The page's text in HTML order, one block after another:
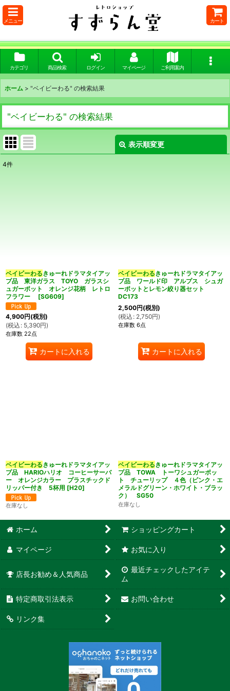
メニュー カート
カテゴリ 商品検索 ログイン マイページ ご利用案内
ホーム > "ベイビーわる" の検索結果
"ベイビーわる" の検索結果
表示順変更
カテゴリ:
特集:
4件
ベイビーわる きゅーれドラマタイアッ
プ品 東洋ガラス TOYO ガラスシ
ュガーポット オレンジ花柄 レトロ
フラワー
[SG609]
4,900円(税別)
(税込 : 5,390円)
在庫数 22点
カートに入れる
ベイビーわる きゅーれドラマタイアッ
プ品 ワールド印 アルプス シュガ
ーポットとレモン絞り器セット
DC173
2,500円(税別)
(税込 : 2,750円)
在庫数 6点
カートに入れる
ベイビーわるきゅーれドラマタイアッ
プ品 HARIOハリオ コーヒーサーバ
ー オレンジカラー プラスチックド
リッパー付き 5杯用 [H20]
在庫なし
ベイビーわるきゅーれドラマタイアッ
プ品 TOWA トーワシュガーポッ
ト チューリップ ４色（ピンク・エ
メラルドグリーン・ホワイト・ブラッ
ク） SG50
在庫なし
ホーム ショッピングカート
マイページ お気に入り
店長お勧め＆人気商品
最近チェックしたアイテ
ム
特定商取引法表示 お問い合わせ
リンク集